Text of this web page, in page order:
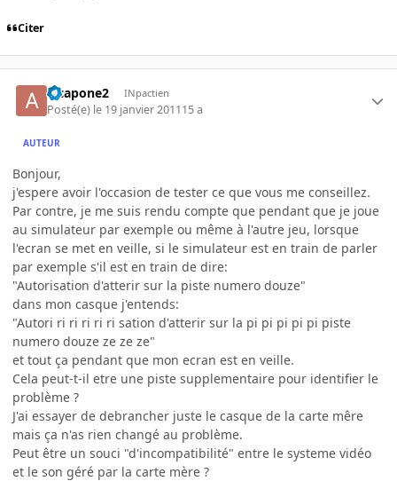
Citer
alcapone2 INpactien
Posté(e) le 19 janvier 201115 a
AUTEUR
Bonjour,
j'espere avoir l'occasion de tester ce que vous me conseillez.
Par contre, je me suis rendu compte que pendant que je joue
au simulateur par exemple ou même à l'autre jeu, lorsque
l'ecran se met en veille, si le simulateur est en train de parler
par exemple s'il est en train de dire:
"Autorisation d'atterir sur la piste numero douze"
dans mon casque j'entends:
"Autori ri ri ri ri ri sation d'atterir sur la pi pi pi pi pi piste
numero douze ze ze ze"
et tout ça pendant que mon ecran est en veille.
Cela peut-t-il etre une piste supplementaire pour identifier le
problème ?
J'ai essayer de debrancher juste le casque de la carte mêre
mais ça n'as rien changé au problème.
Peut être un souci "d'incompatibilité" entre le systeme vidéo
et le son géré par la carte mère ?